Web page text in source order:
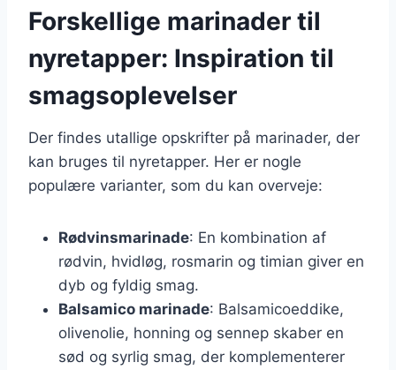
Forskellige marinader til
nyretapper: Inspiration til
smagsoplevelser
Der findes utallige opskrifter på marinader, der
kan bruges til nyretapper. Her er nogle
populære varianter, som du kan overveje:
Rødvinsmarinade: En kombination af
rødvin, hvidløg, rosmarin og timian giver en
dyb og fyldig smag.
Balsamico marinade: Balsamicoeddike,
olivenolie, honning og sennep skaber en
sød og syrlig smag, der komplementerer